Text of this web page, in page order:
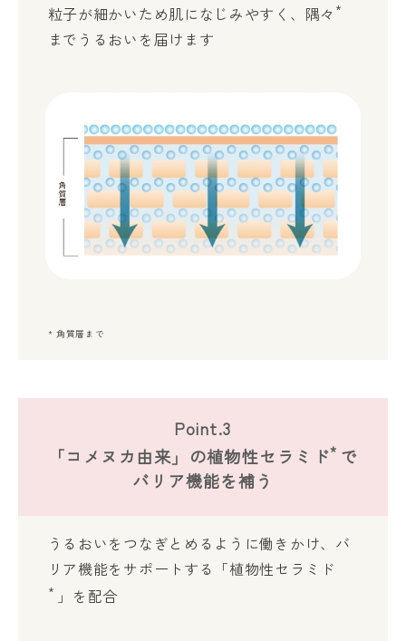
粒子が細かいため肌になじみやすく、隅々 *
までうるおいを届けます
* 角質層まで
Point.3
「コメヌカ由来」の植物性セラミド* で
バリア機能を補う
うるおいをつなぎとめるように働きかけ、バ
リア機能をサポートする「植物性セラミド
* 」を配合